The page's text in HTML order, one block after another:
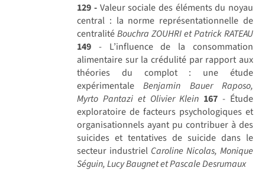
129 -Valeur sociale des éléments du noyau
central : la norme représentationnelle de
centralitéBouchra ZOUHRI et Patrick RATEAU
149 - L’influence de la consommation
alimentaire sur la crédulité par rapport aux
théories du complot : une étude
expérimentaleBenjamin Bauer Raposo,
Myrto Pantazi et Olivier Klein 167 - Étude
exploratoire de facteurs psychologiques et
organisationnels ayant pu contribuer à des
suicides et tentatives de suicide dans le
secteur industriel Caroline Nicolas, Monique
Séguin, Lucy Baugnet et Pascale Desrumaux